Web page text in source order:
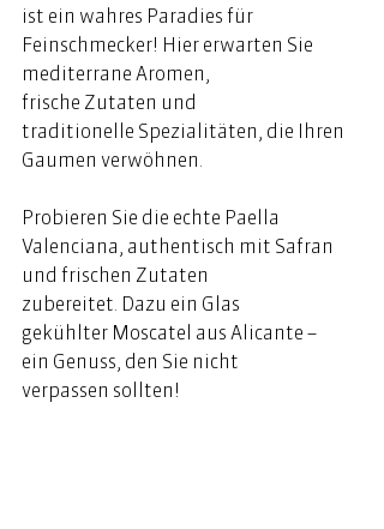
ist ein wahres Paradies für
Feinschmecker! Hier erwarten Sie
mediterrane Aromen,
frische Zutaten und
traditionelle Spezialitäten, die Ihren
Gaumen verwöhnen.
Probieren Sie die echte Paella
Valenciana, authentisch mit Safran
und frischen Zutaten
zubereitet. Dazu ein Glas
gekühlter Moscatel aus Alicante –
ein Genuss, den Sie nicht
verpassen sollten!